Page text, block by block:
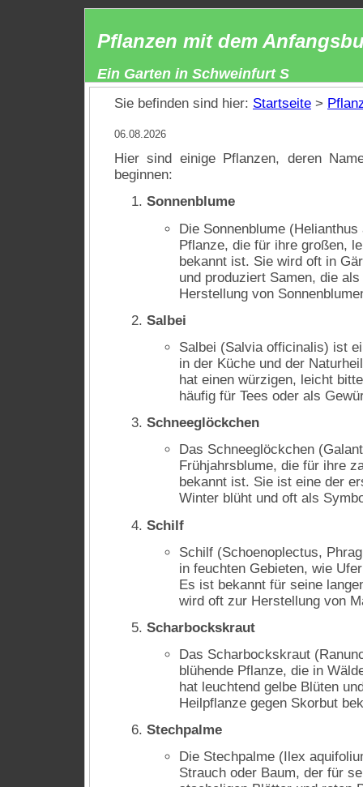
Pflanzen mit dem
Ein Garten in Schweinfurt S
Sie befinden sind hier: Startseite >
06.08.2026
Hier sind einige Pflanzen, deren
beginnen:
Sonnenblume
Die Sonnenblume
Pflanze, die für ihre großen,
bekannt ist. Sie wird oft in
und produziert Samen, die
Herstellung von
Salbei
Salbei (Salvia officinalis) ist
in der Küche und der
hat einen würzigen, leicht
häufig für Tees oder als
Schneeglöckchen
Das Schneeglöckchen
Frühjahrsblume, die für ihre
bekannt ist. Sie ist eine der
Winter blüht und oft als
Schilf
Schilf (Schoenoplectus,
in feuchten Gebieten, wie
Es ist bekannt für seine
wird oft zur Herstellung von
Scharbockskraut
Das Scharbockskraut
blühende Pflanze, die in
hat leuchtend gelbe Blüten
Heilpflanze gegen Skorbut
Stechpalme
Die Stechpalme (Ilex
Strauch oder Baum, der für